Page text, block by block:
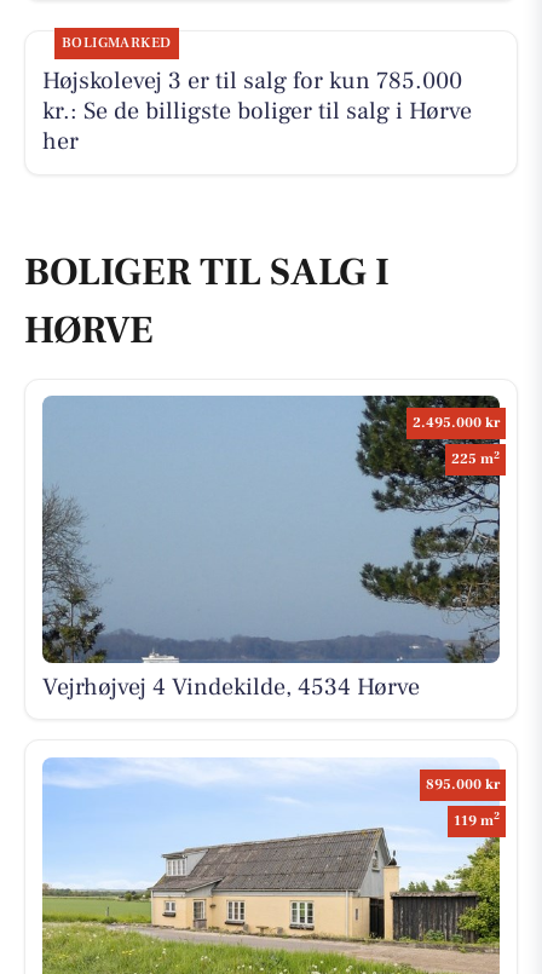
BOLIGMARKED
Højskolevej 3 er til salg for kun 785.000
kr.: Se de billigste boliger til salg i Hørve
her
BOLIGER TIL SALG I
HØRVE
2.495.000 kr
225 m2
Vejrhøjvej 4 Vindekilde, 4534 Hørve
895.000 kr
119 m2